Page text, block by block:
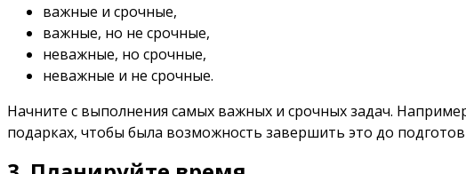
важные и срочные,
важные, но не срочные,
неважные, но срочные,
неважные и не срочные.
Начните с выполнения самых важных и срочных задач.
подарках, чтобы была возможность завершить это до